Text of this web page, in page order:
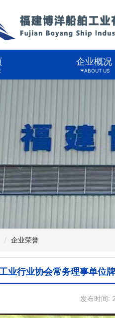
企业概况
ABOUT US
企业荣誉
业行业协会常务理事单位
发布时间: